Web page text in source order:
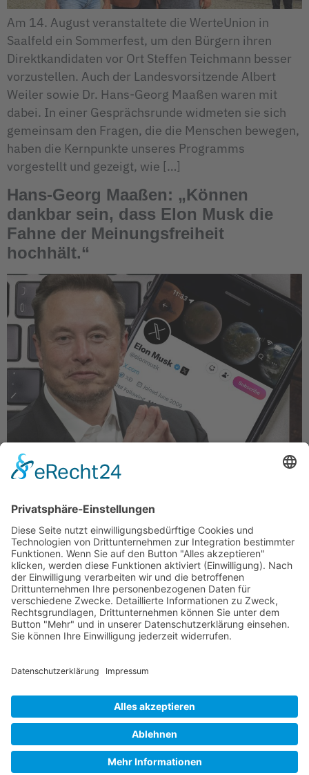
Am 14. August veranstaltete die WerteUnion in
Saalfeld ein Sommerfest, um den Bürgern ihren
Direktkandidaten vor Ort Steffen Teichmann besser
vorzustellen. Auch der Landesvorsitzende Albert
Weiler sowie Dr. Hans-Georg Maaßen waren mit
dabei. In einer Gesprächsrunde widmeten sie sich
gemeinsam den Fragen, die die Menschen bewegen,
haben die Kernpunkte unseres Programms
vorgestellt und gezeigt, wie […]
Hans-Georg Maaßen: „Können
dankbar sein, dass Elon Musk die
Fahne der Meinungsfreiheit
hochhält.“
Der Vorgang ist einmalig: Der französische EU-
trotzdem oberster Zensor der Europäischen Union,
Twitter) einen Maulkorb anzulegen. Vor dem
Interview mit Donald Trump hatte Breton den X-
Inhaber verwarnt, von der EU gesetzte Regeln
einzuhalten, andernfalls werde er seinen
„Instrumentenkasten“ auspacken. Die Drohung […]
KONTAKT
IMPRESSUM
DATENSCHUTZHINWEISE